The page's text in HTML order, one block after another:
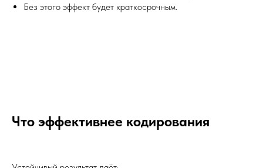
Без этого эффект будет краткосрочным.
Что эффективнее кодирования